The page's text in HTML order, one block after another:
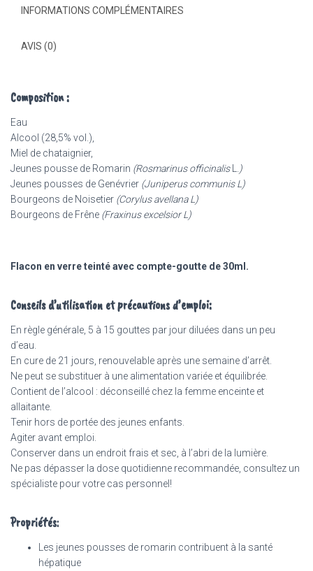
INFORMATIONS COMPLÉMENTAIRES
AVIS (0)
Composition :
Eau
Alcool (28,5% vol.),
Miel de chataignier,
Jeunes pousse de Romarin (Rosmarinus officinalis
)
Jeunes pousses de Genévrier (Juniperus communis L)
Bourgeons de Noisetier (Corylus avellana L)
Bourgeons de Frêne (Fraxinus excelsior L)
Flacon en verre teinté avec compte-goutte de 30ml.
Conseils d’utilisation et précautions d’emploi:
En règle générale, 5 à 15 gouttes par jour diluées dans un peu
d’eau.
En cure de 21 jours, renouvelable après une semaine d’arrêt.
Ne peut se substituer à une alimentation variée et équilibrée.
Contient de l’alcool : déconseillé chez la femme enceinte et
allaitante.
Tenir hors de portée des jeunes enfants.
Agiter avant emploi.
Conserver dans un endroit frais et sec, à l’abri de la lumière.
Ne pas dépasser la dose quotidienne recommandée, consultez un
spécialiste pour votre cas personnel!
Propriétés:
Les jeunes pousses de romarin contribuent à la santé
hépatique